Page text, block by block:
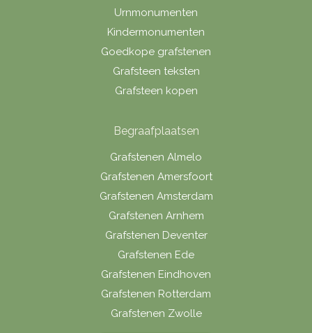
Urnmonumenten
Kindermonumenten
Goedkope grafstenen
Grafsteen teksten
Grafsteen kopen
Begraafplaatsen
Grafstenen Almelo
Grafstenen Amersfoort
Grafstenen Amsterdam
Grafstenen Arnhem
Grafstenen Deventer
Grafstenen Ede
Grafstenen Eindhoven
Grafstenen Rotterdam
Grafstenen Zwolle